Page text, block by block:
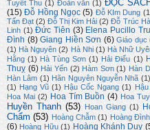
Tuyết Thu (1) Đoản văn (1) ĐỌC
(15) Đỗ Hồng Ngọc (5) Đỗ KIm Dung
Tấn Đạt (2) Đỗ Thị Kim Hải (2) Đỗ Trúc
Linh (1) Đức Tiên (3) Elena Pucillo
Đình (8) Giang Hiền Sơn (6) Giáo dục
(1) Hà Nguyên (2) Hà Nhi (1) Hà Nhữ
Hằng (1) Hà Tùng Sơn (1) Hải Điểu (1)
Thuỵ (6) Hải Yến (2) Hàm Sơn (1) Hàn
Hàn Lâm (1) Hãn Nguyên Nguyễn Nhã (1)
(1) Hạng Vũ (1) Hậu Cốc Ngang (1)
Hoa Mai (2) Hoa Tím Buồn (4) Hoa
Huyền Thanh (53) Hoan Giang (1)
Chẩm (53) Hoàng Chẫm (1) Hoàng
(6) Hoàng Hữu (1) Hoàng Khánh Duy